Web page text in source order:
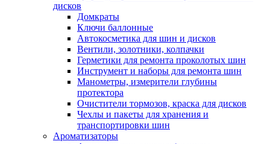
дисков
Домкраты
Ключи баллонные
Автокосметика для шин и дисков
Вентили, золотники, колпачки
Герметики для ремонта проколотых шин
Инструмент и наборы для ремонта шин
Манометры, измерители глубины
протектора
Очистители тормозов, краска для дисков
Чехлы и пакеты для хранения и
транспортировки шин
Ароматизаторы